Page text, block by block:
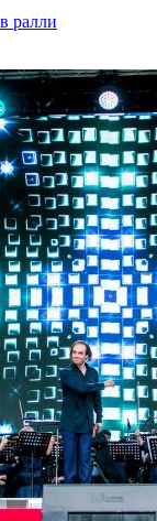
ралли